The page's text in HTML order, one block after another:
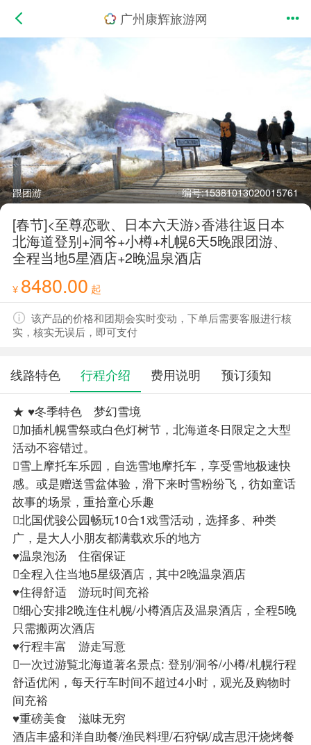
广州康辉旅游网
跟团游 编号:15381013020015761
[春节]<至尊恋歌、日本六天游>香港往返日本
北海道登别+洞爷+小樽+札幌6天5晚跟团游、
全程当地5星酒店+2晚温泉酒店
¥ 8480.00 起
该产品的价格和团期会实时变动，下单后需要客服进行核
实，核实无误后，即可支付
线路特色 行程介绍 费用说明 预订须知
★ ♥冬季特色 梦幻雪境
加插札幌雪祭或白色灯树节，北海道冬日限定之大型
活动不容错过。
雪上摩托车乐园，自选雪地摩托车，享受雪地极速快
感。或是赠送雪盆体验，滑下来时雪粉纷飞，彷如童话
故事的场景，重拾童心乐趣
北国优骏公园畅玩10合1戏雪活动，选择多、种类
广，是大人小朋友都满载欢乐的地方
♥温泉泡汤 住宿保证
全程入住当地5星级酒店，其中2晚温泉酒店
♥住得舒适 游玩时间充裕
细心安排2晩连住札幌/小樽酒店及温泉酒店，全程5晚
只需搬两次酒店
♥行程丰富 游走写意
一次过游覧北海道著名景点: 登别/洞爷/小樽/札幌行程
舒适优闲，每天行车时间不超过4小时，观光及购物时
间充裕
♥重磅美食 滋味无穷
酒店丰盛和洋自助餐/渔民料理/石狩锅/成吉思汗烧烤餐